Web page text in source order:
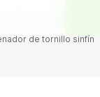
de tornillo sinfín